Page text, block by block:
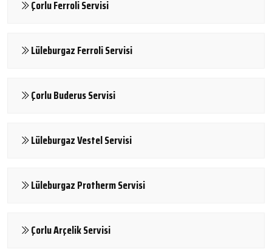
Çorlu Ferroli Servisi
Lüleburgaz Ferroli Servisi
Çorlu Buderus Servisi
Lüleburgaz Vestel Servisi
Lüleburgaz Protherm Servisi
Çorlu Arçelik Servisi